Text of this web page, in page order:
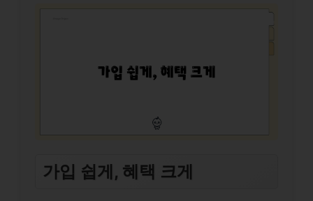
가입 쉽게, 혜택 크게